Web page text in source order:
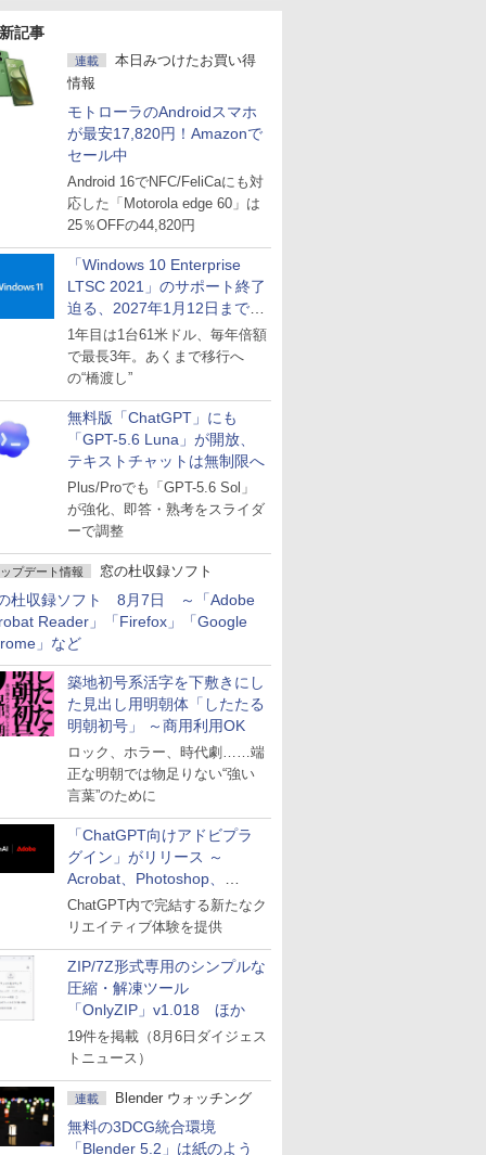
記事
連載
本日みつけたお買い得
情報
モトローラのAndroidスマホ
が最安17,820円！Amazonで
セール中
Android 16でNFC/FeliCaにも対
応した「Motorola edge 60」は
25％OFFの44,820円
「Windows 10 Enterprise
LTSC 2021」のサポート終了
迫る、2027年1月12日まで
～ESUは9月1日から販売
1年目は1台61米ドル、毎年倍額
で最長3年。あくまで移行へ
の“橋渡し”
無料版「ChatGPT」にも
「GPT-5.6 Luna」が開放、
テキストチャットは無制限へ
Plus/Proでも「GPT-5.6 Sol」
が強化、即答・熟考をスライダ
ーで調整
プデート情報 窓の杜収録ソフト
杜収録ソフト 8月7日 ～「Adobe
Reader」「Firefox」「Google
」など
築地初号系活字を下敷きにし
た見出し用明朝体「したたる
明朝初号」 ～商用利用OK
ロック、ホラー、時代劇……端
正な明朝では物足りない“強い
言葉”のために
「ChatGPT向けアドビプラ
グイン」がリリース ～
Acrobat、Photoshop、
Premiereなどの機能を1つの
プラグインに統合
ChatGPT内で完結する新たなク
リエイティブ体験を提供
ZIP/7Z形式専用のシンプルな
圧縮・解凍ツール
「OnlyZIP」v1.018 ほか
19件を掲載（8月6日ダイジェス
トニュース）
連載 Blender ウォッチング
無料の3DCG統合環境
「Blender 5.2」は紙のよう